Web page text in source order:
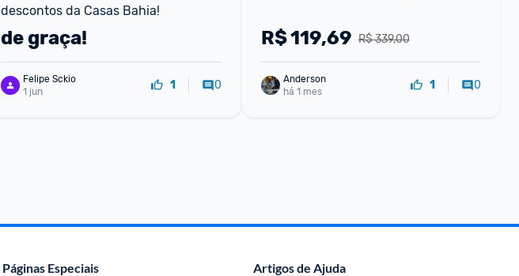
descontos da Casas Bahia!
de graça!
Felipe Sckio
1 jun
1 0
R$ 339,00
R$119,69
Anderson
há 1 mes
1 0
Páginas Especiais Artigos de Ajuda